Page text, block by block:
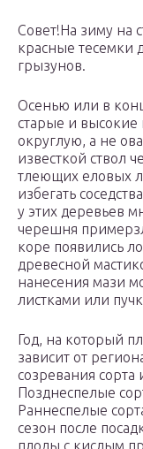
Совет!На зиму на
красные тесемки
грызунов.
Осенью или в
старые и
округлую, а не
известкой ствол
тлеющих еловых
избегать
у этих деревьев
черешня
коре появились
древесной
нанесения мази
листками или
Год, на который
зависит от
созревания
Позднеспелые
Раннеспелые
сезон после
плоды с кислым